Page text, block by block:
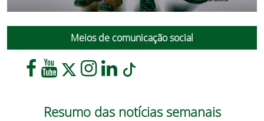
Meios de comunicação social
Resumo das notícias semanais